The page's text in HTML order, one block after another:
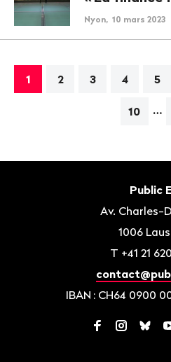
Nyon, 10 mars 2023
1 2 3 4 5
10 …
Public
Av. Charles-
1006
T +41 21
IBAN : CH64 0900
Facebook